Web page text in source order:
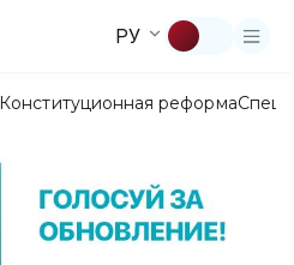
РУ
Конституционная реформа